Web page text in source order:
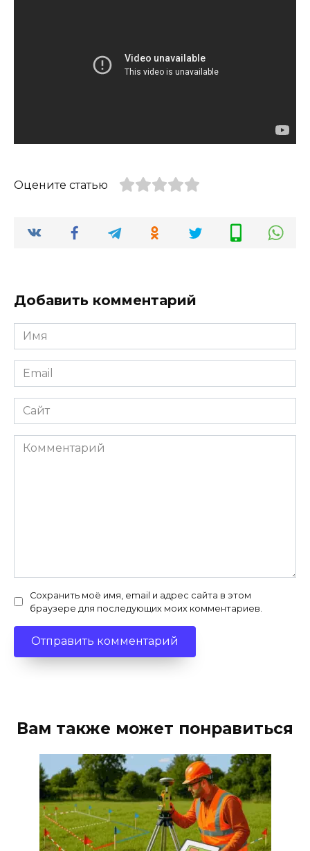
Оцените статью
Добавить комментарий
Имя
*
Email
*
Сайт
Комментарий
Сохранить моё имя, email и адрес сайта в этом
браузере для последующих моих комментариев.
Вам также может понравиться